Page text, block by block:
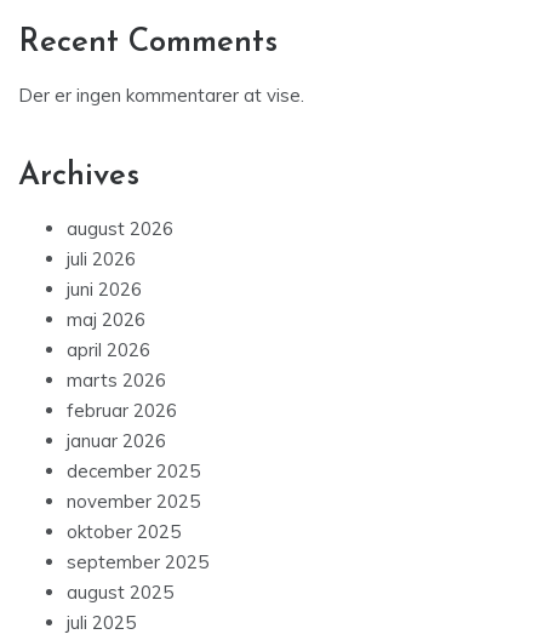
Recent Comments
Der er ingen kommentarer at vise.
Archives
august 2026
juli 2026
juni 2026
maj 2026
april 2026
marts 2026
februar 2026
januar 2026
december 2025
november 2025
oktober 2025
september 2025
august 2025
juli 2025